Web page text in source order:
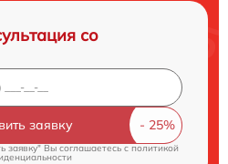
со
заявку
заявку" Вы соглашаетесь cполитикой